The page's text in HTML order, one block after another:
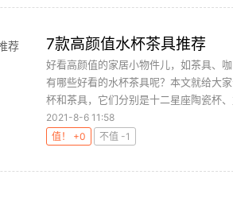
7款高颜值水杯茶具推荐
好看高颜值的家居小物件儿，如茶具、
有哪些好看的水杯茶具呢？本文就给大
杯和茶具，它们分别是十二星座陶瓷杯
2021-8-6 11:58
值！ +0
不值 -1